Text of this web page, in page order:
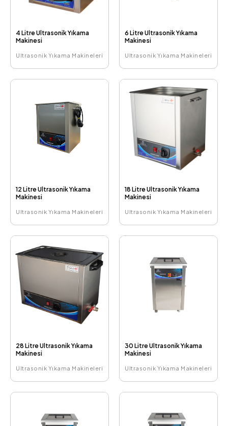
4 Litre Ultrasonik Yıkama
Makinesi
Ultrasonik Yıkama Makineleri
6 Litre Ultrasonik Yıkama
Makinesi
Ultrasonik Yıkama Makineleri
12 Litre Ultrasonik Yıkama
Makinesi
Ultrasonik Yıkama Makineleri
18 Litre Ultrasonik Yıkama
Makinesi
Ultrasonik Yıkama Makineleri
28 Litre Ultrasonik Yıkama
Makinesi
Ultrasonik Yıkama Makineleri
30 Litre Ultrasonik Yıkama
Makinesi
Ultrasonik Yıkama Makineleri